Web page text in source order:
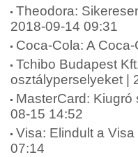
Theodora:
2018-09-14 09:31
Coca-Cola: A
Tchibo Budapest
osztályperselyeket |
MasterCard:
08-15 14:52
Visa: Elindult a
07:14